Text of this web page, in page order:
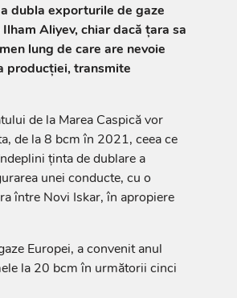
dubla exporturile de gaze
Aliyev, chiar dacă ţara sa
lung de care are nevoie
producţiei, transmite
de la Marea Caspică vor
de la 8 bcm în 2021, ceea ce
ţinta de dublare a
unei conducte, cu o
între Novi Iskar, în apropiere
Europei, a convenit anul
la 20 bcm în următorii cinci